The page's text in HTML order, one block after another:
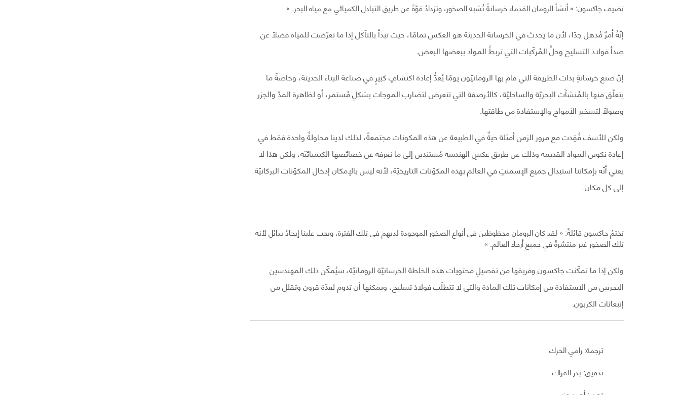
تضيف جاكسون: « أنشأ الرومان القدماء خرسانةً تُشبه الصخور، وتزدادُ قوّةً عن طريق التبادل الكميائي مع مياه البحر. »
إنّهُ أمرٌ مُذهل جدًا، لأن ما يحدث في الخرسانة الحديثة هو العكس تمامًا، حيت تبدأ بالتآكل إذا ما تعرّضت للمياه فضلًا عن
صدأ فولاذ التسليح وحلِّ المُركّبات التي تربطُ المواد ببعضها البعض.
إنَّ صنع خرسانةٍ بذات الطريقة التي قام بها الرومانيّون يومًا يُعدُّ إعادة اكتشافٍ كبيرٍ في صناعة البناء الحديثة، وخاصةً ما
يتعلّق منها بالمُنشآت البحريّة والساحليّة، كالأرصفة التي تتعرض لتضارب الموجات بشكلٍ مُستمر، أو لظاهرة المدّ والجزر
وصولًا لتسخير الأمواج والإستفادة من طاقتها.
ولكن للأسف فُقِدت مع مرور الزمن أمثلة حيةٌ في الطبيعة عن هذه المكونات مجتمعةً، لذلك لدينا محاولةٌ واحدة فقط في
إعادة نكوين المواد القديمة وذلك عن طريق عكسِ الهندسة مُستندين إلى ما نعرفه عن خصائصها الكيميائيّة، ولكن هذا لا
يعني أنّه بإمكاننا استبدال جميع الإسمنتِ في العالم بهذه المكوّنات التاريخيّة، لأنه ليس بالإمكان إدخال المكوّنات البركانيّة
إلى كل مكان.
تختمُ جاكسون قائلةً: « لقد كان الرومان محظوظينَ في أنواع الصخور الموجودة لديهم في تلك الفترة، ويجب علينا إيجادُ بدائل لأنه
تلك الصخور غير منتشرةً في جميع أرجاء العالم. »
ولكن إذا ما تمكّنت جاكسون وفريقها من تفصيلِ محتويات هذه الخلطة الخرسانيّة الرومانيّة، سيُمكّن ذلك المهندسين
البحريين من الاستفادة من إمكانات تلك المادة والتي لا تتطلّب فولاذَ تسليح، ويمكنها أن تدوم لعدّة قرون وتقلل من
إنبعاثات الكربون.
ترجمة: رامي الحرك
تدقيق: بدر الفراك